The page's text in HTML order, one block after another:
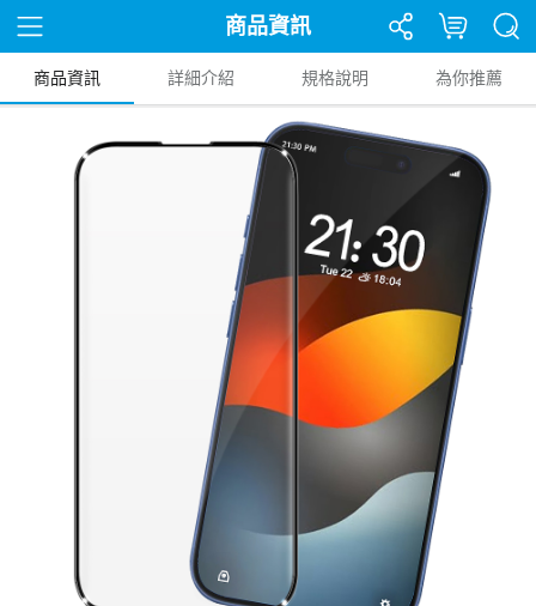
商品資訊
商品資訊 詳細介紹 規格說明 為你推薦